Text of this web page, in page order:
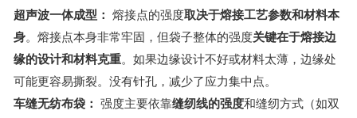
超声波一体成型： 熔接点的强度取决于熔接工艺参数和材料本
身。熔接点本身非常牢固，但袋子整体的强度关键在于熔接边
缘的设计和材料克重。如果边缘设计不好或材料太薄，边缘处
可能更容易撕裂。没有针孔，减少了应力集中点。
车缝无纺布袋： 强度主要依靠缝纫线的强度和缝纫方式（如双